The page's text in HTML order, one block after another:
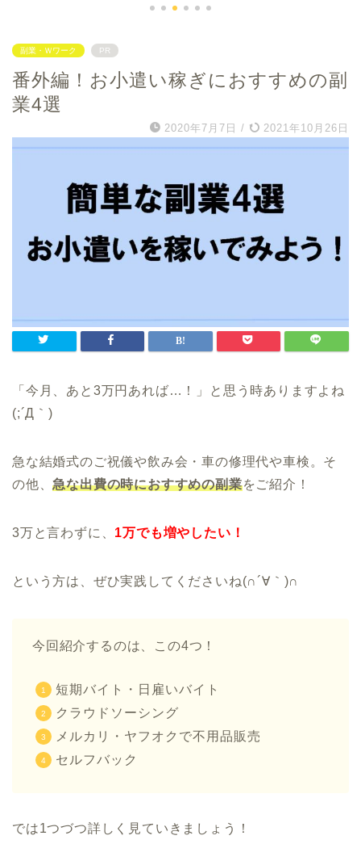
副業・Ｗワーク PR
番外編！お小遣い稼ぎにおすすめの副
業4選
2020年7月7日 / 2021年10月26日
「今月、あと3万円あれば…！」と思う時ありますよね
(;´Д｀)
急な結婚式のご祝儀や飲み会・車の修理代や車検。そ
の他、急な出費の時におすすめの副業をご紹介！
3万と言わずに、 1万でも増やしたい！
という方は、ぜひ実践してくださいね(∩´∀｀)∩
今回紹介するのは、この4つ！
短期バイト・日雇いバイト
クラウドソーシング
メルカリ・ヤフオクで不用品販売
セルフバック
では1つづつ詳しく見ていきましょう！